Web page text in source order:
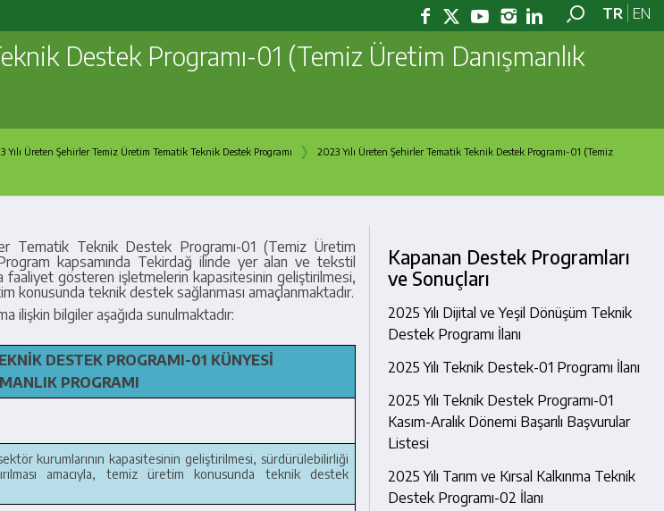
TR EN
Destek Programı-01 (Temiz Üretim Danışmanlık
Yılı Üreten Şehirler Temiz Üretim Tematik Teknik Destek Programı › 2023 Yılı Üreten Şehirler Tematik Teknik Destek Programı-01 (Temiz
Tematik Teknik Destek Programı-01 (Temiz Üretim
kapsamında Tekirdağ ilinde yer alan ve tekstil
faaliyet gösteren işletmelerin kapasitesinin geliştirilmesi,
konusunda teknik destek sağlanması amaçlanmaktadır.
ilişkin bilgiler aşağıda sunulmaktadır:
DESTEK PROGRAMI-01 KÜNYESİ
PROGRAMI
kurumlarının kapasitesinin geliştirilmesi, sürdürülebilirliği
amacıyla, temiz üretim konusunda teknik destek
Kapanan Destek Programları
ve Sonuçları
2025 Yılı Dijital ve Yeşil Dönüşüm Teknik
Destek Programı İlanı
2025 Yılı Teknik Destek-01 Programı İlanı
2025 Yılı Teknik Destek Programı-01
Kasım-Aralık Dönemi Başarılı Başvurular
Listesi
2025 Yılı Tarım ve Kırsal Kalkınma Teknik
Destek Programı-02 İlanı